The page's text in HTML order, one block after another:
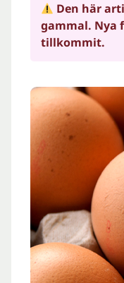
Den här
gammal. Nya
tillkommit.